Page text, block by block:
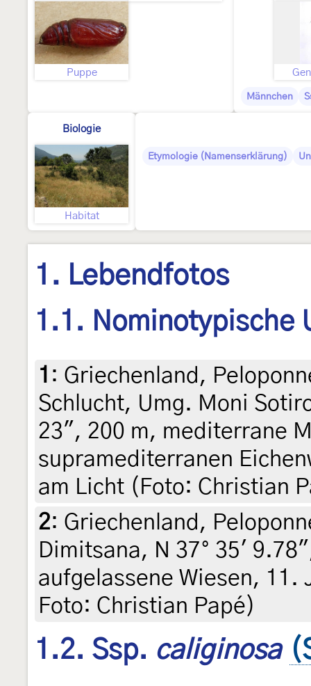
Puppe
Männchen
Biologie
Habitat
Etymologie (Namenserklärung)
1. Lebendfotos
1.1. Nominotypische
1 : Griechenland,
Schlucht, Umg. Moni
23", 200 m, mediterrane
supramediterranen
am Licht (Foto: Christian
2: Griechenland,
Dimitsana, N 37° 35'
aufgelassene Wiesen, 11.
Foto: Christian Papé)
1.2. Ssp. caliginosa